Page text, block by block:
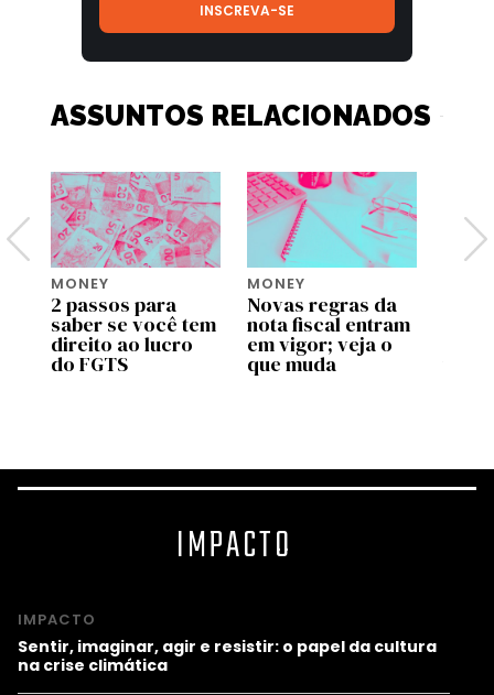
ASSUNTOS RELACIONADOS
MONEY
2 passos para
saber se você tem
direito ao lucro
do FGTS
MONEY
Novas regras da
nota fiscal entram
em vigor; veja o
que muda
IMPACTO
IMPACTO
Sentir, imaginar, agir e resistir: o papel da cultura
na crise climática